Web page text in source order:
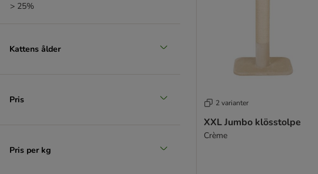
> 25%
(4)
Kattens ålder
Pris
Pris per kg
2 varianter
XXL Jumbo klösstolpe
Crème